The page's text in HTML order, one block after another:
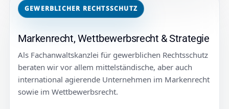
GEWERBLICHER RECHTSSCHUTZ
Markenrecht, Wettbewerbsrecht & Strategie
Als Fachanwaltskanzlei für gewerblichen Rechtsschutz
beraten wir vor allem mittelständische, aber auch
international agierende Unternehmen im Markenrecht
sowie im Wettbewerbsrecht.